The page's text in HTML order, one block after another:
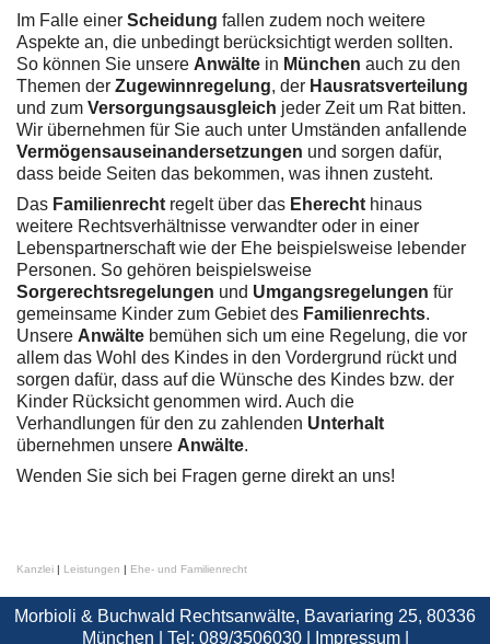
Im Falle einer Scheidung fallen zudem noch weitere
Aspekte an, die unbedingt berücksichtigt werden sollten.
So können Sie unsere Anwälte in München auch zu den
Themen der Zugewinnregelung, der Hausratsverteilung
und zum Versorgungsausgleich jeder Zeit um Rat bitten.
Wir übernehmen für Sie auch unter Umständen anfallende
Vermögensauseinandersetzungen und sorgen dafür,
dass beide Seiten das bekommen, was ihnen zusteht.
Das Familienrecht regelt über das Eherecht hinaus
weitere Rechtsverhältnisse verwandter oder in einer
Lebenspartnerschaft wie der Ehe beispielsweise lebender
Personen. So gehören beispielsweise
Sorgerechtsregelungen und Umgangsregelungen für
gemeinsame Kinder zum Gebiet des Familienrechts.
Unsere Anwälte bemühen sich um eine Regelung, die vor
allem das Wohl des Kindes in den Vordergrund rückt und
sorgen dafür, dass auf die Wünsche des Kindes bzw. der
Kinder Rücksicht genommen wird. Auch die
Verhandlungen für den zu zahlenden Unterhalt
übernehmen unsere Anwälte.
Wenden Sie sich bei Fragen gerne direkt an uns!
Kanzlei | Leistungen | Ehe- und Familienrecht
Morbioli & Buchwald Rechtsanwälte, Bavariaring 25, 80336
München | Tel: 089/3506030 |
Impressum|